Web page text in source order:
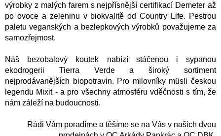
výrobky z malých farem s nejpřísnější certifikací Demeter až
po ovoce a zeleninu v biokvalitě od Country Life. Pestrou
paletu veganských a bezlepkových výrobků považujeme za
samozřejmost.
Náš bezobalový koutek nabízí stáčenou i sypanou
ekodrogerii Tierra Verde a široký sortiment
nejprodávanějších biopotravin. Pro milovníky müsli českou
legendu Mixit - a pro všechny atmosféru vděčnosti s tím, že
nám záleží na budoucnosti.
Rádi Vám poradíme a těšíme se na Vás v našich dvou